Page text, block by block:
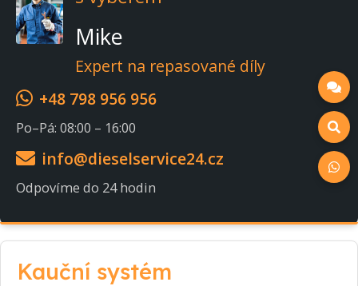
Mike
Expert na repasované díly
+48 798 956 956
Po–Pá: 08:00 – 16:00
info@dieselservice24.cz
Odpovíme do 24 hodin
Kauční systém